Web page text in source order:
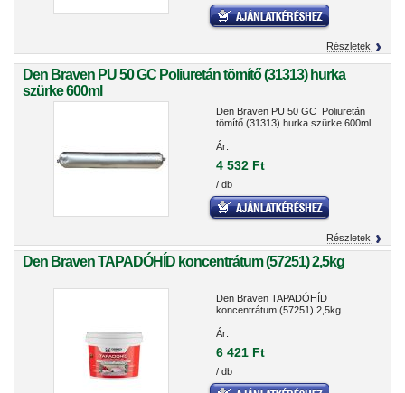
Részletek
Den Braven PU 50 GC Poliuretán tömítő (31313) hurka
szürke 600ml
Den Braven PU 50 GC Poliuretán
tömítő (31313) hurka szürke 600ml
Ár:
4 532 Ft
/ db
Részletek
Den Braven TAPADÓHÍD koncentrátum (57251) 2,5kg
Den Braven TAPADÓHÍD
koncentrátum (57251) 2,5kg
Ár:
6 421 Ft
/ db